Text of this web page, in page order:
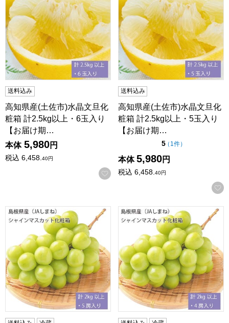
送料込み
高知県産(土佐市)水晶文旦化
粧箱 計2.5kg以上・6玉入り
【お届け期…
本体 5,980円
税込 6,458.40円
お気に入りに登録する
送料込み
高知県産(土佐市)水晶文旦化
粧箱 計2.5kg以上・5玉入り
【お届け期…
5点（5点満点中）
（ 1件の評価
）
本体 5,980円
税込 6,458.40円
島根県産(JAしまね) シャインマスカット化粧箱 計2kg以上
島根県産(JAしまね) シャイ